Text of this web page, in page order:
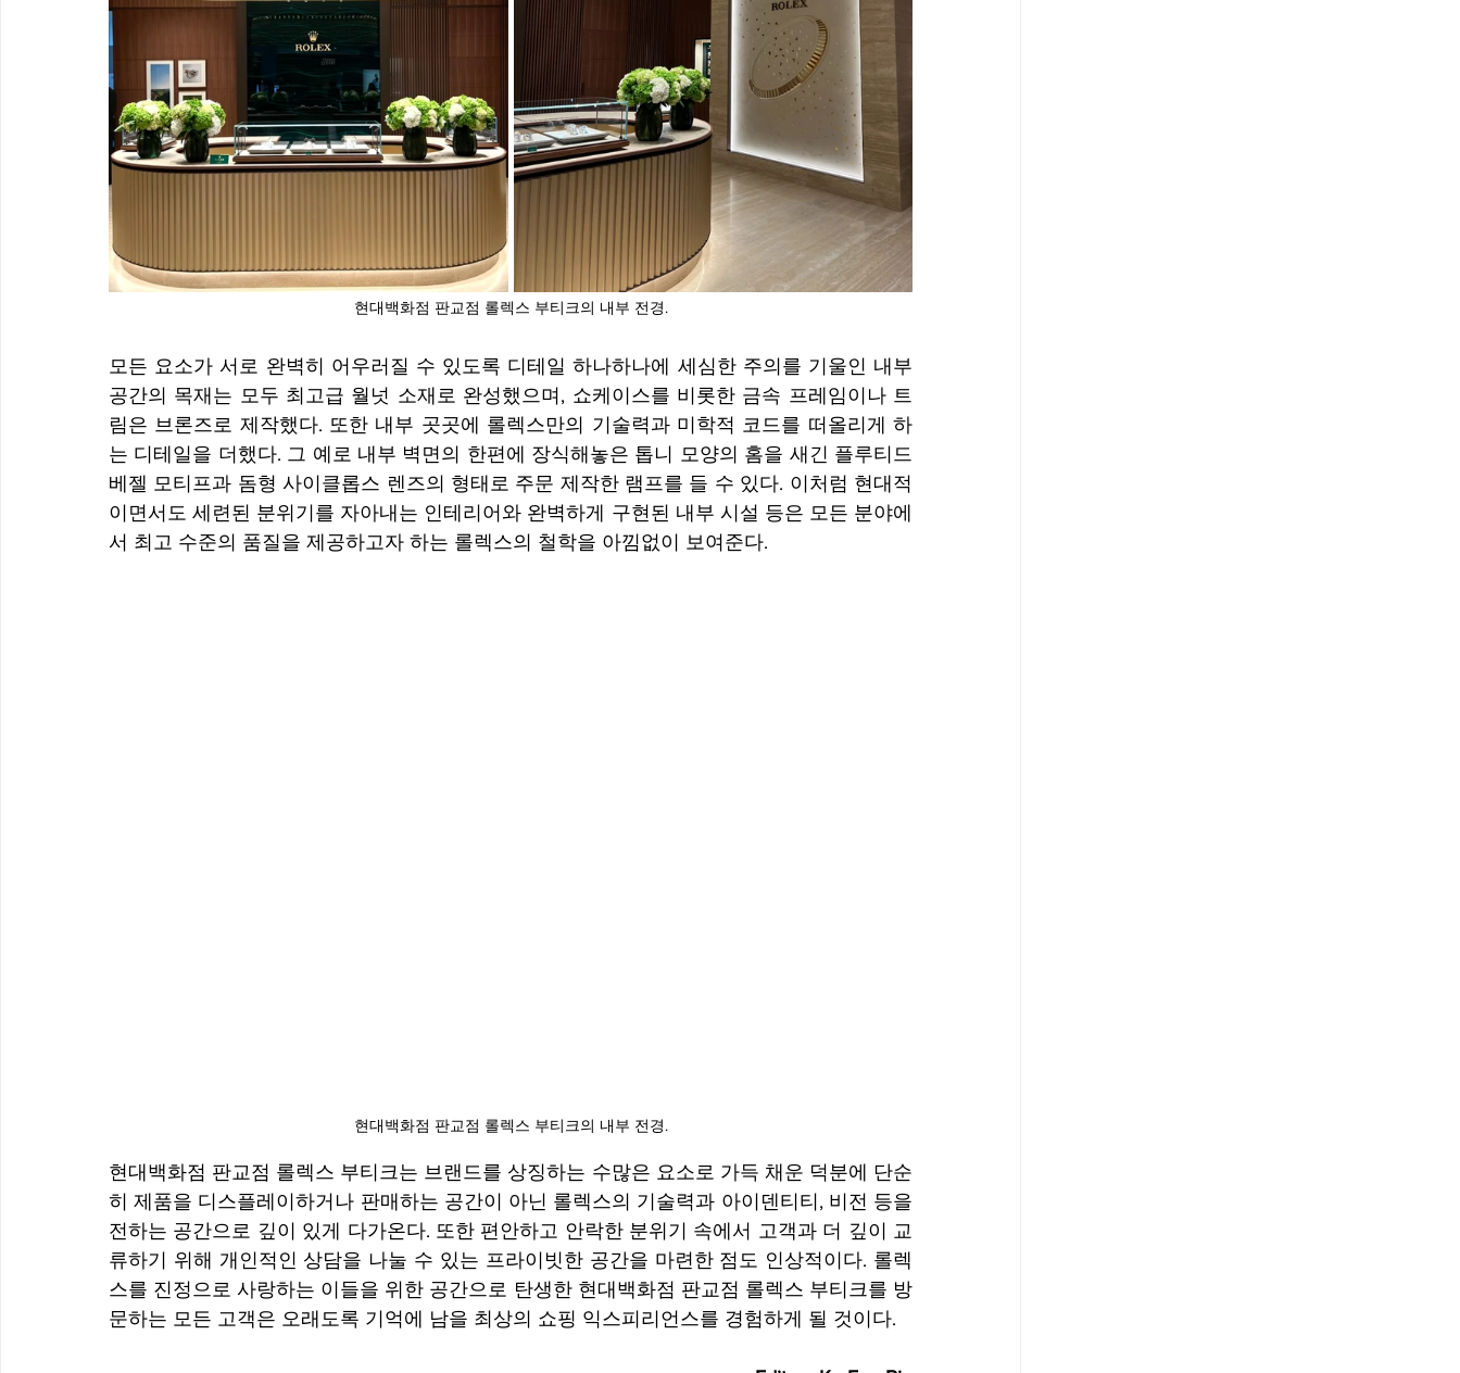
현대백화점 판교점 롤렉스 부티크의 내부 전경.
모든 요소가 서로 완벽히 어우러질 수 있도록 디테일 하나하나에 세심한 주의를 기울인 내부
공간의 목재는 모두 최고급 월넛 소재로 완성했으며, 쇼케이스를 비롯한 금속 프레임이나 트
림은 브론즈로 제작했다. 또한 내부 곳곳에 롤렉스만의 기술력과 미학적 코드를 떠올리게 하
는 디테일을 더했다. 그 예로 내부 벽면의 한편에 장식해놓은 톱니 모양의 홈을 새긴 플루티드
베젤 모티프과 돔형 사이클롭스 렌즈의 형태로 주문 제작한 램프를 들 수 있다. 이처럼 현대적
이면서도 세련된 분위기를 자아내는 인테리어와 완벽하게 구현된 내부 시설 등은 모든 분야에
서 최고 수준의 품질을 제공하고자 하는 롤렉스의 철학을 아낌없이 보여준다.
현대백화점 판교점 롤렉스 부티크의 내부 전경.
현대백화점 판교점 롤렉스 부티크는 브랜드를 상징하는 수많은 요소로 가득 채운 덕분에 단순
히 제품을 디스플레이하거나 판매하는 공간이 아닌 롤렉스의 기술력과 아이덴티티, 비전 등을
전하는 공간으로 깊이 있게 다가온다. 또한 편안하고 안락한 분위기 속에서 고객과 더 깊이 교
류하기 위해 개인적인 상담을 나눌 수 있는 프라이빗한 공간을 마련한 점도 인상적이다. 롤렉
스를 진정으로 사랑하는 이들을 위한 공간으로 탄생한 현대백화점 판교점 롤렉스 부티크를 방
문하는 모든 고객은 오래도록 기억에 남을 최상의 쇼핑 익스피리언스를 경험하게 될 것이다.